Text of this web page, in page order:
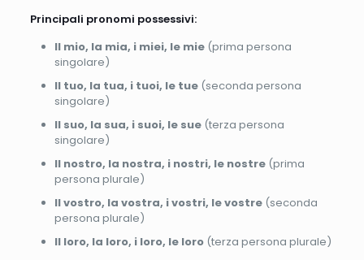
Principali pronomi possessivi:
Il mio, la mia, i miei, le mie(prima persona
singolare)
Il tuo, la tua, i tuoi, le tue(seconda persona
singolare)
Il suo, la sua, i suoi, le sue(terza persona
singolare)
Il nostro, la nostra, i nostri, le nostre(prima
persona plurale)
Il vostro, la vostra, i vostri, le vostre(seconda
persona plurale)
Il loro, la loro, i loro, le loro(terza persona plurale)